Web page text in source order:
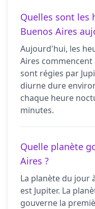
Quelles sont les
Buenos Aires
Aujourd'hui, les
Aires commencent
sont régies par
diurne dure
chaque heure
minutes.
Quelle planète
Aires ?
La planète du jour
est Jupiter. La
gouverne la